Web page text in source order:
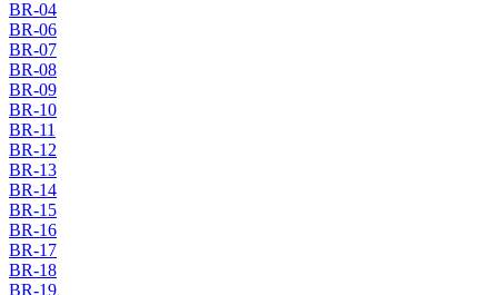
BR-04
BR-06
BR-07
BR-08
BR-09
BR-10
BR-11
BR-12
BR-13
BR-14
BR-15
BR-16
BR-17
BR-18
BR-19